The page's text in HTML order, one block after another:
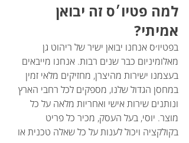
למה פטיו׳ס זה יבואן
אמיתי?
בפטיו׳ס אנחנו יבואן ישיר של ריהוט גן
מאלומיניום כבר שנים רבות. אנחנו מייבאים
בעצמנו ישירות מהיצרן, מחזיקים מלאי זמין
במחסן הגדול שלנו, מספקים לכל רחבי הארץ
ונותנים שירות אישי ואחריות מלאה על כל
מוצר. יוסי, בעל העסק, מכיר כל פריט
בקולקציה ויכול לענות על כל שאלה טכנית או